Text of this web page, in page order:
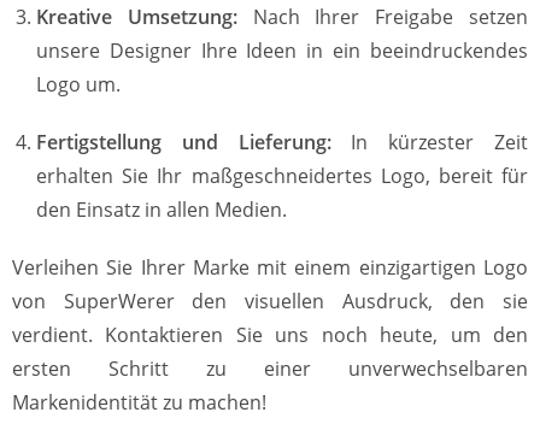
Kreative Umsetzung:Nach Ihrer Freigabe setzen
unsere Designer Ihre Ideen in ein beeindruckendes
Logo um.
Fertigstellung und Lieferung:In kürzester Zeit
erhalten Sie Ihr maßgeschneidertes Logo, bereit für
den Einsatz in allen Medien.
Verleihen Sie Ihrer Marke mit einem einzigartigen Logo
von SuperWerer den visuellen Ausdruck, den sie
verdient. Kontaktieren Sie uns noch heute, um den
ersten Schritt zu einer unverwechselbaren
Markenidentität zu machen!